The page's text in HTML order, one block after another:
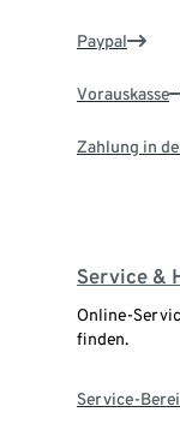
Paypal
Vorauskasse
Zahlung in
Service &
Online-
finden.
Service-